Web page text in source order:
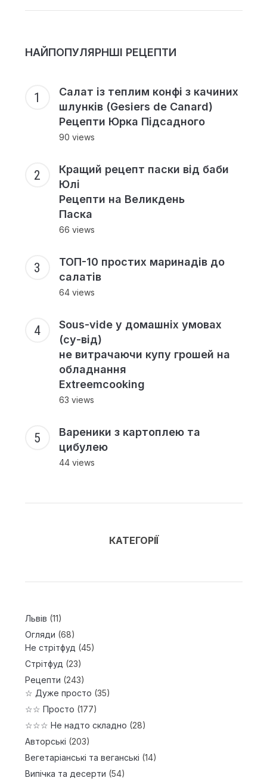
НАЙПОПУЛЯРНШІ РЕЦЕПТИ
Салат із теплим конфі з качиних
шлунків (Gesiers de Canard)
Рецепти Юрка Підсадного
90 views
Кращий рецепт паски від баби
Юлі
Рецепти на Великдень
Паска
66 views
ТОП-10 простих маринадів до
салатів
64 views
Sous-vide у домашніх умовах
(су-від)
не витрачаючи купу грошей на
обладнання
Extreemcooking
63 views
Вареники з картоплею та
цибулею
44 views
КАТЕГОРІЇ
Львів (11)
Огляди (68)
Не стрітфуд (45)
Стрітфуд (23)
Рецепти (243)
☆ Дуже просто (35)
☆☆ Просто (177)
☆☆☆ Не надто складно (28)
Авторські (203)
Вегетаріанські та веганські (14)
Випічка та десерти (54)